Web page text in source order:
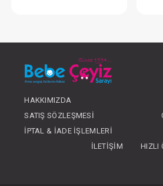
OLUNUZ
HAKKIMIZDA
SATIŞ SÖZLEŞMESI
İPTAL & İADE İŞLEMLERI
İLETIŞIM
HIZLI